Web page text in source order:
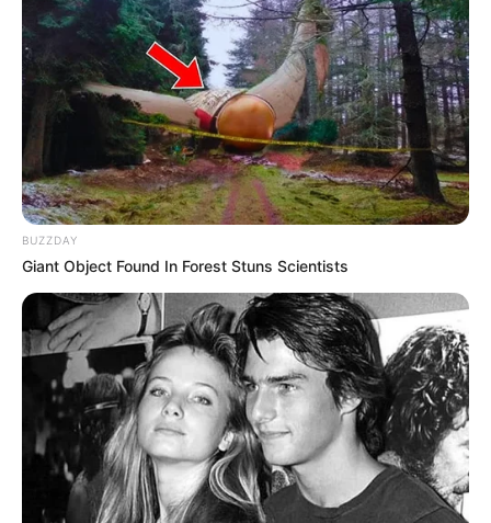
BUZZDAY
Giant Object Found In Forest Stuns Scientists